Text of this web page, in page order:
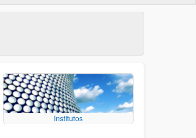
Institutos